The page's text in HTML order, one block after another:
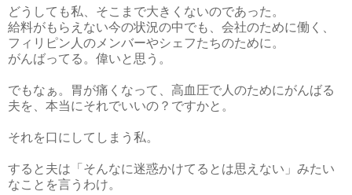
どうしても私、そこまで大きくないのであった。
給料がもらえない今の状況の中でも、会社のために働く、
フィリピン人のメンバーやシェフたちのために。
がんばってる。偉いと思う。
でもなぁ。胃が痛くなって、高血圧で人のためにがんばる
夫を、本当にそれでいいの？ですかと。
それを口にしてしまう私。
すると夫は「そんなに迷惑かけてるとは思えない」みたい
なことを言うわけ。